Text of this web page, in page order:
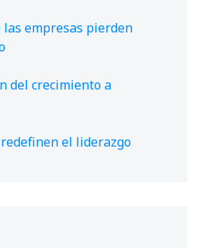
empresas pierden
del crecimiento a
el liderazgo